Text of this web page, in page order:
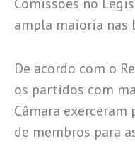
ampla maioria nas
De acordo com o
os partidos com
Câmara
de membros para